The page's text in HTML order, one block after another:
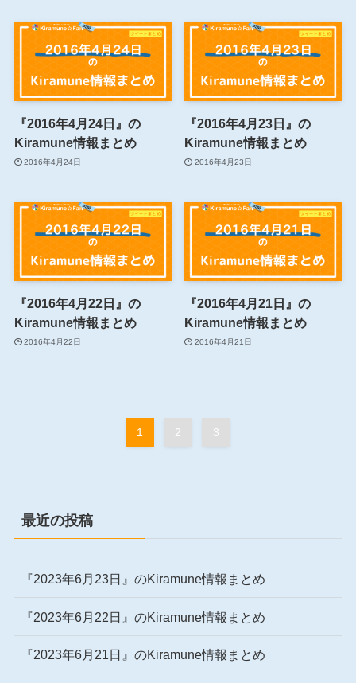
『2016年4月24日』の
Kiramune情報まとめ
2016年4月24日
『2016年4月23日』の
Kiramune情報まとめ
2016年4月23日
『2016年4月22日』の
Kiramune情報まとめ
2016年4月22日
『2016年4月21日』の
Kiramune情報まとめ
2016年4月21日
1 2 3
最近の投稿
『2023年6月23日』のKiramune情報まとめ
『2023年6月22日』のKiramune情報まとめ
『2023年6月21日』のKiramune情報まとめ